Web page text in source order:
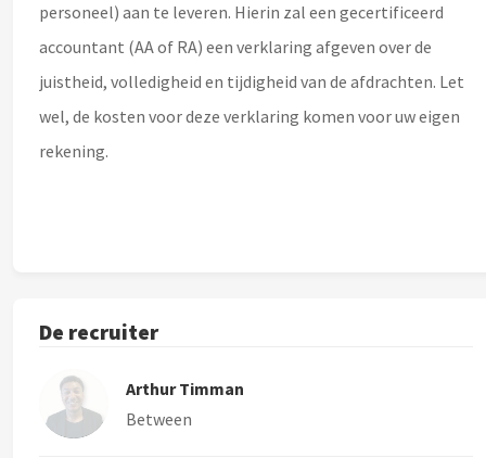
personeel) aan te leveren. Hierin zal een gecertificeerd
accountant (AA of RA) een verklaring afgeven over de
juistheid, volledigheid en tijdigheid van de afdrachten. Let
wel, de kosten voor deze verklaring komen voor uw eigen
rekening.
De recruiter
Arthur Timman
Between